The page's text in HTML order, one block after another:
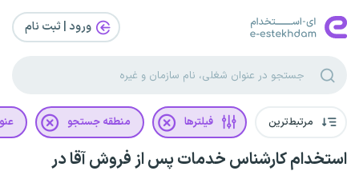
ورود | ثبت‌ نام
مرتبط‌ترین فیلترها منطقه جستجو
استخدام کارشناس خدمات پس از فروش آقا در